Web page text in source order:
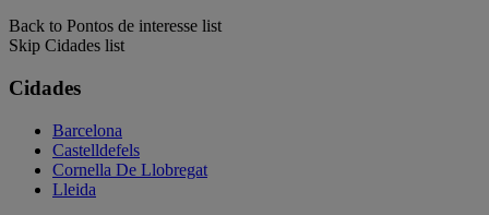
Back to Pontos de interesse list
Skip Cidades list
Cidades
Barcelona
Castelldefels
Cornella De Llobregat
Lleida